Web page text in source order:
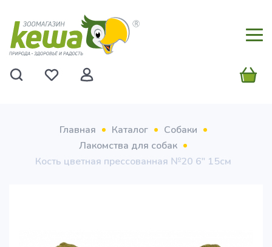
Главная Каталог
Собаки
Лакомства для собак
Кость цветная прессованная №20 6" 15см